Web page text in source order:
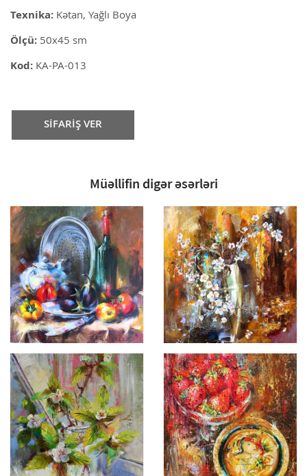
Texnika: Kətan, Yağlı Boya
Ölçü: 50x45 sm
Kod: KA-PA-013
SİFARİŞ VER
Müəllifin digər əsərləri